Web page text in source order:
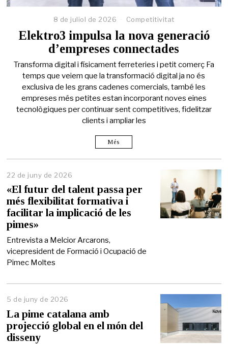
8 de juliol de 2026 Competitivitat
Elektro3 impulsa la nova generació
d’empreses connectades
Transforma digital i físicament ferreteries i petit comerç Fa
temps que veiem que la transformació digital ja no és
exclusiva de les grans cadenes comercials, també les
empreses més petites estan incorporant noves eines
tecnològiques per continuar sent competitives, fidelitzar
clients i ampliar les
Més
22 de juny de 2026
d
e
j
y
d
2
«El futur del talent passa per
més flexibilitat formativa i
facilitar la implicació de les
pimes»
Entrevista a Melcior Arcarons,
vicepresident de Formació i Ocupació de
Pimec Moltes
5 de juny de 2026
d
e
j
La pime catalana amb
projecció global en el món del
disseny